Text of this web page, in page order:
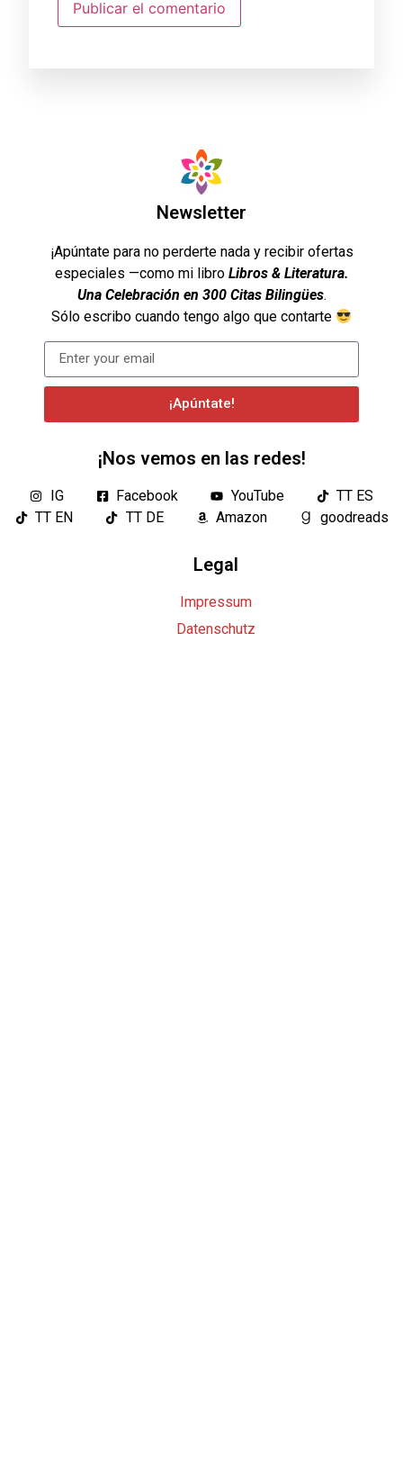
Newsletter
¡Apúntate para no perderte nada y recibir ofertas
especiales —como mi libro Libros & Literatura.
Una Celebración en 300 Citas Bilingües.
Sólo escribo cuando tengo algo que contarte
¡Apúntate!
¡Nos vemos en las redes!
IG Facebook YouTube
TT ES
TT EN
TT DE Amazon goodreads
Legal
Impressum
Datenschutz